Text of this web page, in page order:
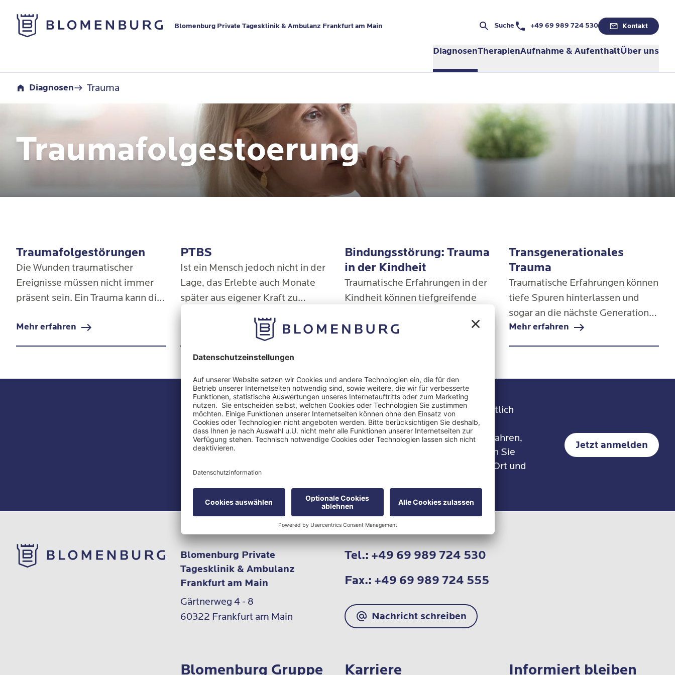
Zur Startseite
Blomenburg Private Tagesklinik & Ambulanz Frankfurt am Main Suche Telefonnummer:
+49 69 989 724 530 Kontakt
DiagnosenTherapienAufnahme & AufenthaltÜber uns
Diagnosen Trauma
Traumafolgestoerung
Traumafolgestörungen
Die Wunden traumatischer
Ereignisse müssen nicht immer
präsent sein. Ein Trauma kann die
Verarbeitung mit den eigenen
Ressourcen nicht möglich und die
Mehr erfahren
PTBS
Ist ein Mensch jedoch nicht in der
Lage, das Erlebte auch Monate
später aus eigener Kraft zu
eine Posttraumatische
Belastungsstörung (PTBS) oder
eine andere Traumafolgestörung
Bindungsstörung: Trauma
in der Kindheit
Traumatische Erfahrungen in der
Kindheit können tiefgreifende
Auswirkungen auf die körperliche
Bindungsfähigkeit, die sich auf
zwischenmenschliche
Beziehungen bis ins
Erwachsenenalter auswirken
Mehr erfahren
Transgenerationales
Trauma
Traumatische Erfahrungen können
tiefe Spuren hinterlassen und
sogar an die nächste Generation
weitergegeben werden, ohne
dass das traumatische Ereignis
Mehr erfahren
Unser
Newsletter
Unser Blomenburg Newsletter erscheint monatlich
und informiert Sie über die verschiedenen
Stressfolgeerkrankungen, unsere Therapieverfahren,
Standorte und Veranstaltungen. Somit erhalten Sie
Informationen praktisch gesammelt an einem Ort und
Jetzt anmelden
Blomenburg Private
Tagesklinik & Ambulanz
Frankfurt am Main
Gärtnerweg 4 - 8
60322 Frankfurt am Main
Tel.: +49 69 989 724 530
Fax.: +49 69 989 724 555
Nachricht schreiben
Blomenburg Gruppe Karriere Informiert bleiben